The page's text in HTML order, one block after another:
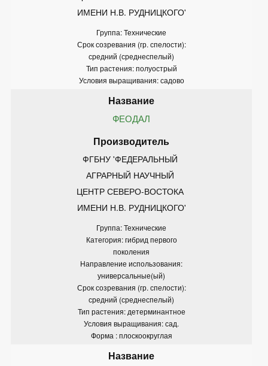
ИМЕНИ Н.В. РУДНИЦКОГО'
Группа: Технические
Срок созревания (гр. спелости):
средний (среднеспелый)
Тип растения: полуострый
Условия выращивания: садово
ФЕОДАЛ
ФГБНУ 'ФЕДЕРАЛЬНЫЙ
АГРАРНЫЙ НАУЧНЫЙ
ЦЕНТР СЕВЕРО-ВОСТОКА
ИМЕНИ Н.В. РУДНИЦКОГО'
Группа: Технические
Категория: гибрид первого
поколения
Направление использования:
универсальные(ый)
Срок созревания (гр. спелости):
средний (среднеспелый)
Тип растения: детерминантное
Условия выращивания: сад.
Форма : плоскоокруглая